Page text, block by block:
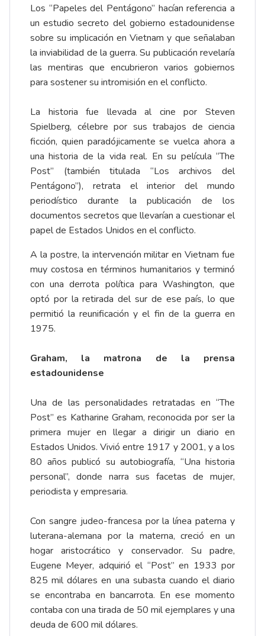
Los “Papeles del Pentágono” hacían referencia a
un estudio secreto del gobierno estadounidense
sobre su implicación en Vietnam y que señalaban
la inviabilidad de la guerra. Su publicación revelaría
las mentiras que encubrieron varios gobiernos
para sostener su intromisión en el conflicto.
La historia fue llevada al cine por Steven
Spielberg, célebre por sus trabajos de ciencia
ficción, quien paradójicamente se vuelca ahora a
una historia de la vida real. En su película “The
Post” (también titulada “Los archivos del
Pentágono”), retrata el interior del mundo
periodístico durante la publicación de los
documentos secretos que llevarían a cuestionar el
papel de Estados Unidos en el conflicto.
A la postre, la intervención militar en Vietnam fue
muy costosa en términos humanitarios y terminó
con una derrota política para Washington, que
optó por la retirada del sur de ese país, lo que
permitió la reunificación y el fin de la guerra en
1975.
Graham, la matrona de la prensa
estadounidense
Una de las personalidades retratadas en “The
Post” es Katharine Graham, reconocida por ser la
primera mujer en llegar a dirigir un diario en
Estados Unidos. Vivió entre 1917 y 2001, y a los
80 años publicó su autobiografía, “Una historia
personal”, donde narra sus facetas de mujer,
periodista y empresaria.
Con sangre judeo-francesa por la línea paterna y
luterana-alemana por la materna, creció en un
hogar aristocrático y conservador. Su padre,
Eugene Meyer, adquirió el “Post” en 1933 por
825 mil dólares en una subasta cuando el diario
se encontraba en bancarrota. En ese momento
contaba con una tirada de 50 mil ejemplares y una
deuda de 600 mil dólares.